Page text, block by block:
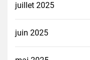
juillet 2025
juin 2025